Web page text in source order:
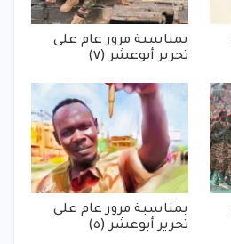
بمناسبة مرور عام على
تحرير أبوعشر (٧)
بمناسبة مرور عام على
تحرير أبوعشر (٥)